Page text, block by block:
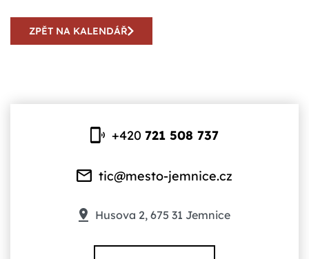
ZPĚT NA KALENDÁŘ
+420721 508 737
tic@mesto-jemnice.cz
Husova 2, 675 31 Jemnice